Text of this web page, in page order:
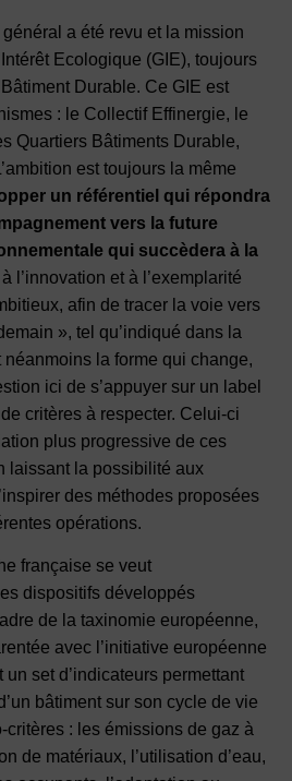
a été revu et la mission
Ecologique (GIE), toujours
Durable. Ce GIE est
: le Collectif Effinergie, le
Quartiers Bâtiments Durable,
est toujours la même
un référentiel qui répondra
vers la future
qui succèdera à la
l’innovation et à l’exemplarité
afin de tracer la voie vers
», tel qu’indiqué dans la
néanmoins la forme qui change,
ici de s’appuyer sur un label
critères à respecter. Celui-ci
plus progressive de ces
laissant la possibilité aux
des méthodes proposées
opérations.
française se veut
dispositifs développés
de la taxinomie européenne,
avec l’initiative européenne
un set d’indicateurs permettant
bâtiment sur son cycle de vie
critères : les émissions de gaz à
de matériaux, l’utilisation d’eau,